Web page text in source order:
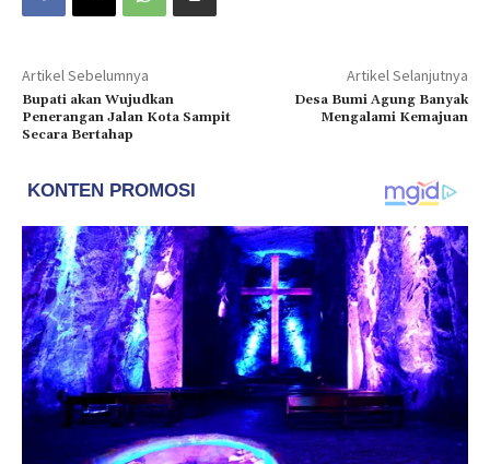
Artikel Sebelumnya
Bupati akan Wujudkan
Penerangan Jalan Kota Sampit
Secara Bertahap
Artikel Selanjutnya
Desa Bumi Agung Banyak
Mengalami Kemajuan